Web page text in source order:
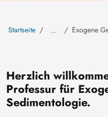
Startseite … Exogene
Herzlich
Professur für
Sedimentologie.